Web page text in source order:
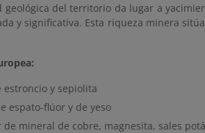
geológica del territorio da lugar a
y significativa. Esta riqueza minera
y sepiolita
espato-flúor y de yeso
mineral de cobre, magnesita, sales